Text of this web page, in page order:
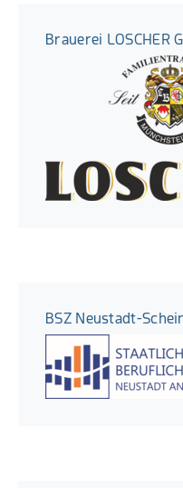
Brauerei LOSCHER
BSZ Neustadt-